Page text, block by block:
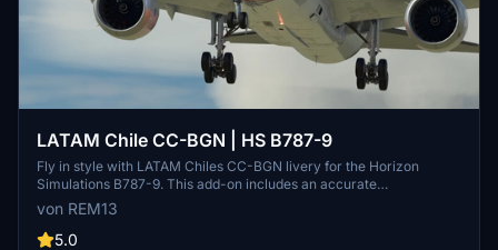
LATAM Chile CC-BGN | HS B787-9
Fly in style with LATAM Chiles CC-BGN livery for the Horizon
Simulations B787-9. This add-on includes an accurate
representation of the aircraft frame, custom COMP maps for added
realism, and handmade logos and decals. Support the creator to
keep the project going. Direct message for custom requests. Enjoy
von REM13
5.0